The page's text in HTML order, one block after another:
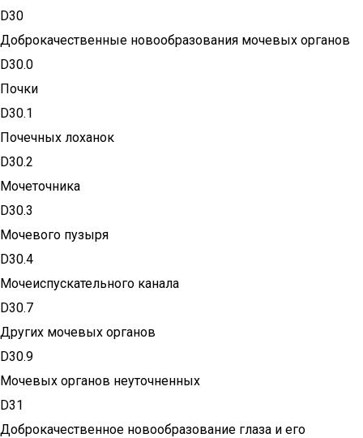
D30
Доброкачественные новообразования мочевых органов
D30.0
Почки
D30.1
Почечных лоханок
D30.2
Мочеточника
D30.3
Мочевого пузыря
D30.4
Мочеиспускательного канала
D30.7
Других мочевых органов
D30.9
Мочевых органов неуточненных
D31
Доброкачественное новообразование глаза и его